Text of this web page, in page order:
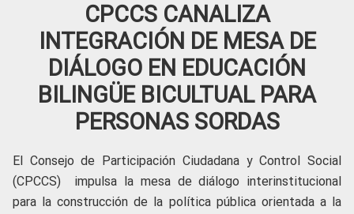
CPCCS CANALIZA
INTEGRACIÓN DE MESA DE
DIÁLOGO EN EDUCACIÓN
BILINGÜE BICULTUAL PARA
PERSONAS SORDAS
El Consejo de Participación Ciudadana y Control Social
(CPCCS) impulsa la mesa de diálogo interinstitucional
para la construcción de la política pública orientada a la